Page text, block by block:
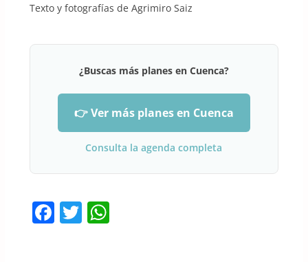
Texto y fotografías de Agrimiro Saiz
¿Buscas más planes en Cuenca?
👉 Ver más planes en Cuenca
Consulta la agenda completa
F T W